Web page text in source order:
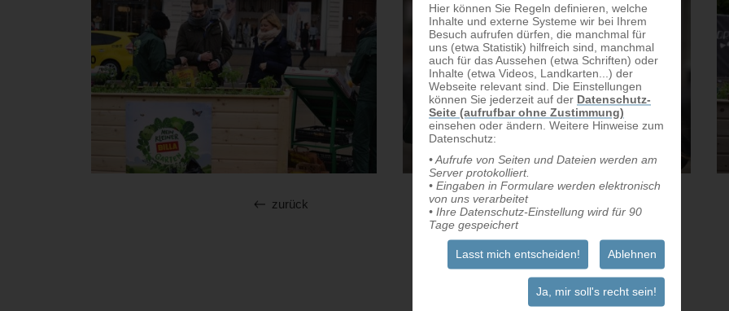
Hier können Sie Regeln definieren, welche
Inhalte und externe Systeme wir bei Ihrem
Besuch aufrufen dürfen, die manchmal für
uns (etwa Statistik) hilfreich sind, manchmal
auch für das Aussehen (etwa Schriften) oder
Inhalte (etwa Videos, Landkarten...) der
Webseite relevant sind. Die Einstellungen
können Sie jederzeit auf der Datenschutz-
Seite (aufrufbar ohne Zustimmung)
einsehen oder ändern. Weitere Hinweise zum
Datenschutz:
• Aufrufe von Seiten und Dateien werden am
Server protokolliert.
• Eingaben in Formulare werden elektronisch
von uns verarbeitet
• Ihre Datenschutz-Einstellung wird für 90
Tage gespeichert
Lasst mich entscheiden! Ablehnen
Ja, mir soll's recht sein!
zurück